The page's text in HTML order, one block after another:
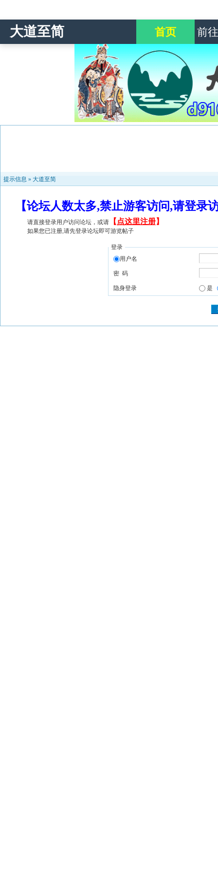
大道至简 首页 前
提示信息 » 大道至简
【论坛人数太多,禁止游客访问,请登
请直接登录用户访问论坛，或请 【 点这里注册】
如果您已注册,请先登录论坛即可游览帖子
登录
用户名
密 码
隐身登录 是